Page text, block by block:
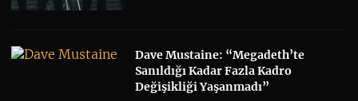
Dave Mustaine: “Megadeth’te
Sanıldığı Kadar Fazla Kadro
Değişikliği Yaşanmadı”